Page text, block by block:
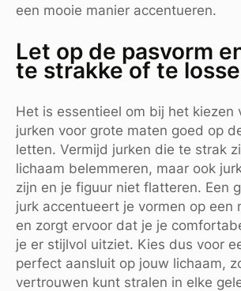
een mooie manier accentueren.
Let op de pasvorm
te strakke of te
Het is essentieel om bij het kiezen
jurken voor grote maten goed op
letten. Vermijd jurken die te strak
lichaam belemmeren, maar ook
zijn en je figuur niet flatteren. Een
jurk accentueert je vormen op een
en zorgt ervoor dat je je
je er stijlvol uitziet. Kies dus voor
perfect aansluit op jouw lichaam,
vertrouwen kunt stralen in elke